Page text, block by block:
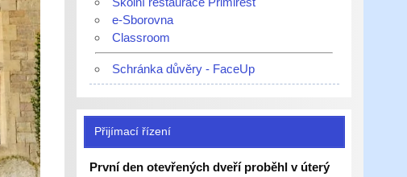
e-Sborovna
Classroom
Schránka důvěry - FaceUp
Přijímací řízení
První den otevřených dveří proběhl v úterý